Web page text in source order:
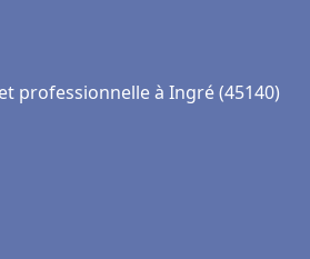
professionnelle à Ingré (45140)